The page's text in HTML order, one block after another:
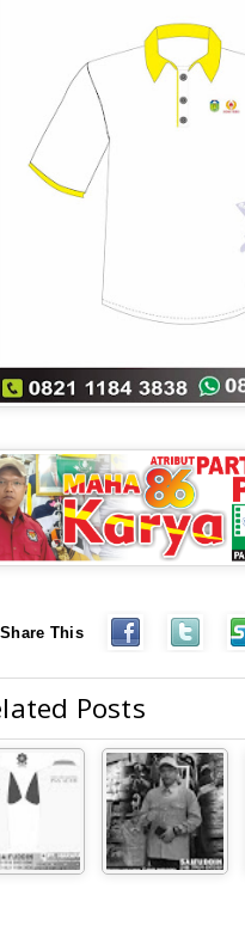
Share This
Posts